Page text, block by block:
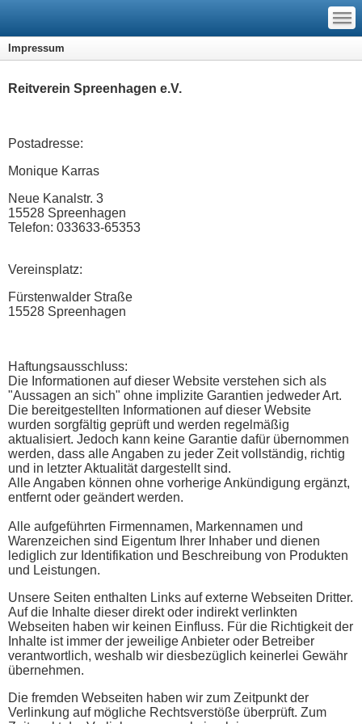
—
—
—
Impressum
Reitverein Spreenhagen e.V.
Postadresse:
Monique Karras
Neue Kanalstr. 3
15528 Spreenhagen
Telefon: 033633-65353
Vereinsplatz:
Fürstenwalder Straße
15528 Spreenhagen
Haftungsausschluss:
Die Informationen auf dieser Website verstehen sich als
"Aussagen an sich" ohne implizite Garantien jedweder Art.
Die bereitgestellten Informationen auf dieser Website
wurden sorgfältig geprüft und werden regelmäßig
aktualisiert. Jedoch kann keine Garantie dafür übernommen
werden, dass alle Angaben zu jeder Zeit vollständig, richtig
und in letzter Aktualität dargestellt sind.
Alle Angaben können ohne vorherige Ankündigung ergänzt,
entfernt oder geändert werden.
Alle aufgeführten Firmennamen, Markennamen und
Warenzeichen sind Eigentum Ihrer Inhaber und dienen
lediglich zur Identifikation und Beschreibung von Produkten
und Leistungen.
Unsere Seiten enthalten Links auf externe Webseiten Dritter.
Auf die Inhalte dieser direkt oder indirekt verlinkten
Webseiten haben wir keinen Einfluss. Für die Richtigkeit der
Inhalte ist immer der jeweilige Anbieter oder Betreiber
verantwortlich, weshalb wir diesbezüglich keinerlei Gewähr
übernehmen.
Die fremden Webseiten haben wir zum Zeitpunkt der
Verlinkung auf mögliche Rechtsverstöße überprüft. Zum